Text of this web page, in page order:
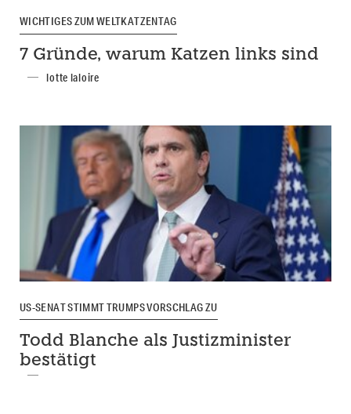
WICHTIGES ZUM WELTKATZENTAG
7 Gründe, warum Katzen links sind
lotte laloire
US-SENAT STIMMT TRUMPS VORSCHLAG ZU
Todd Blanche als Justizminister
bestätigt